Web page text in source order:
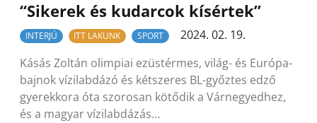
“Sikerek és kudarcok kísértek”
INTERJÚ ITT LAKUNK SPORT
2024. 02. 19.
Kásás Zoltán olimpiai ezüstérmes, világ- és Európa-
bajnok vízilabdázó és kétszeres BL-győztes edző
gyerekkora óta szorosan kötődik a Várnegyedhez,
és a magyar vízilabdázás…